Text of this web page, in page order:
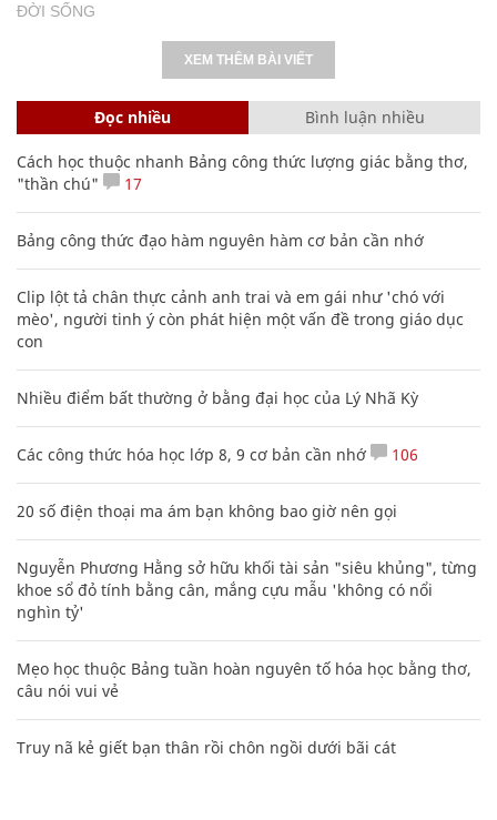
ĐỜI SỐNG
XEM THÊM BÀI VIẾT
Đọc nhiều Bình luận nhiều
Cách học thuộc nhanh Bảng công thức lượng giác bằng thơ,
"thần chú"
17
Bảng công thức đạo hàm nguyên hàm cơ bản cần nhớ
Clip lột tả chân thực cảnh anh trai và em gái như 'chó với
mèo', người tinh ý còn phát hiện một vấn đề trong giáo dục
con
Nhiều điểm bất thường ở bằng đại học của Lý Nhã Kỳ
Các công thức hóa học lớp 8, 9 cơ bản cần nhớ 106
20 số điện thoại ma ám bạn không bao giờ nên gọi
Nguyễn Phương Hằng sở hữu khối tài sản "siêu khủng", từng
khoe sổ đỏ tính bằng cân, mắng cựu mẫu 'không có nổi
nghìn tỷ'
Mẹo học thuộc Bảng tuần hoàn nguyên tố hóa học bằng thơ,
câu nói vui vẻ
Truy nã kẻ giết bạn thân rồi chôn ngồi dưới bãi cát